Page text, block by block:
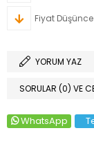
Fiyat
YORUM YAZ
SORULAR (0) VE
WhatsApp